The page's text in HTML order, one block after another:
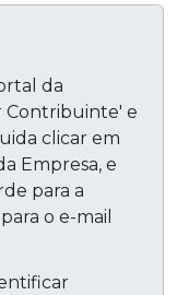
da
Contribuinte' e
clicar em
Empresa, e
para a
o e-mail